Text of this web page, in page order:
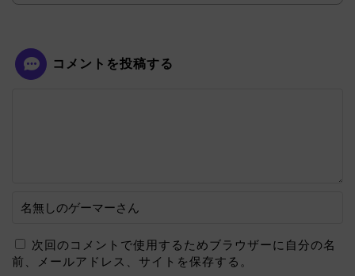
コメントを投稿する
次回のコメントで使用するためブラウザーに自分の名
前、メールアドレス、サイトを保存する。